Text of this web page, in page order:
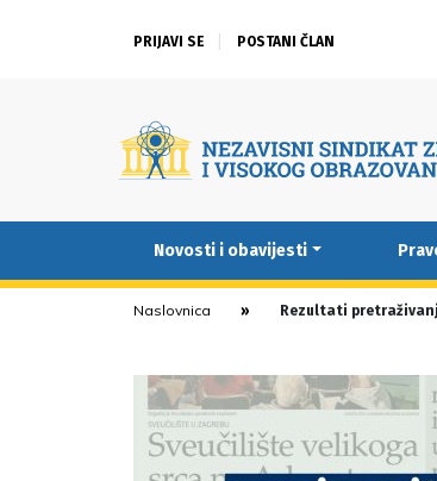
PRIJAVI SE POSTANI ČLAN
Novosti i obavijesti
Naslovnica Rezultati